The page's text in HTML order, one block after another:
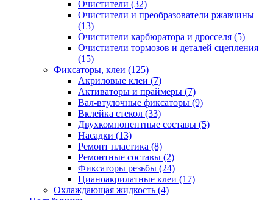
Очистители (32)
Очистители и преобразователи ржавчины
(13)
Очистители карбюратора и дросселя (5)
Очистители тормозов и деталей сцепления
(15)
Фиксаторы, клеи (125)
Акриловые клеи (7)
Активаторы и праймеры (7)
Вал-втулочные фиксаторы (9)
Вклейка стекол (33)
Двухкомпонентные составы (5)
Насадки (13)
Ремонт пластика (8)
Ремонтные составы (2)
Фиксаторы резьбы (24)
Цианоакрилатные клеи (17)
Охлаждающая жидкость (4)